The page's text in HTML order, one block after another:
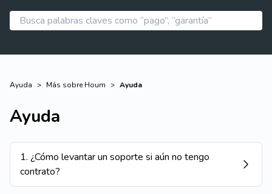
Ayuda > Más sobre Houm > Ayuda
Ayuda
1. ¿Cómo levantar un soporte si aún no tengo
contrato?